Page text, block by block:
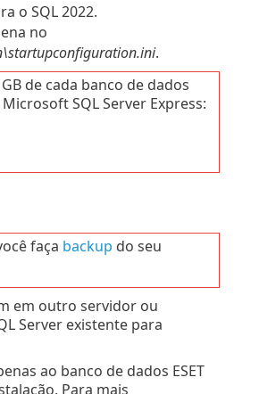
o SQL 2022.
no
.
de cada banco de dados
SQL Server Express:
faça backup do seu
em outro servidor ou
Server existente para
ao banco de dados ESET
Para mais